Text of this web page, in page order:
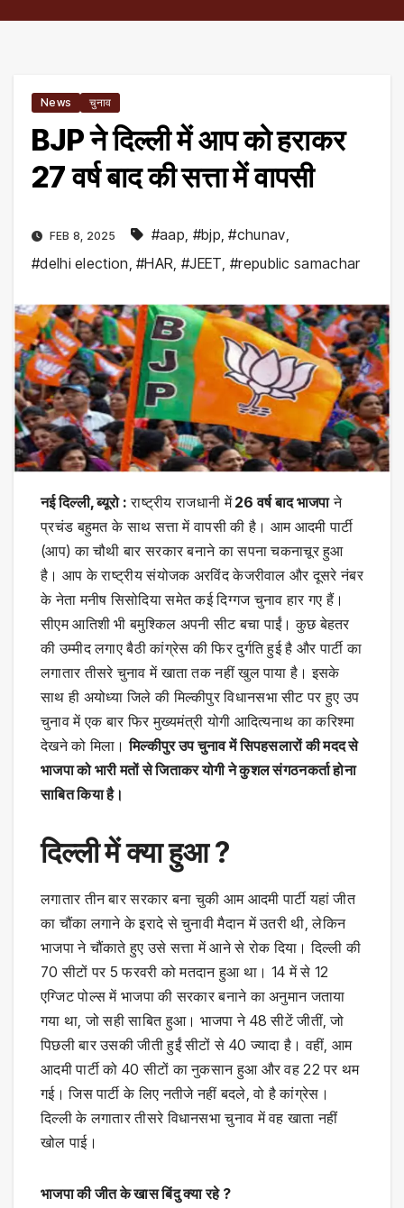
News चुनाव
BJP ने दिल्ली में आप को हराकर
27 वर्ष बाद की सत्ता में वापसी
FEB 8, 2025 #aap, #bjp,#chunav,
#delhi election,#HAR, #JEET,#republic samachar
नई दिल्ली, ब्यूरो : राष्ट्रीय राजधानी में26 वर्ष बाद भाजपाने
प्रचंड बहुमत के साथ सत्ता में वापसी की है। आम आदमी पार्टी
(आप) का चौथी बार सरकार बनाने का सपना चकनाचूर हुआ
है। आप के राष्ट्रीय संयोजक अरविंद केजरीवाल और दूसरे नंबर
के नेता मनीष सिसोदिया समेत कई दिग्गज चुनाव हार गए हैं।
सीएम आतिशी भी बमुश्किल अपनी सीट बचा पाईं। कुछ बेहतर
की उम्मीद लगाए बैठी कांग्रेस की फिर दुर्गति हुई है और पार्टी का
लगातार तीसरे चुनाव में खाता तक नहीं खुल पाया है। इसके
साथ ही अयोध्या जिले की मिल्कीपुर विधानसभा सीट पर हुए उप
चुनाव में एक बार फिर मुख्यमंत्री योगी आदित्यनाथ का करिश्मा
देखने को मिला।मिल्कीपुर उप चुनाव में सिपहसलारों की मदद से
भाजपा को भारी मतों से जिताकर योगी ने कुशल संगठनकर्ता होना
साबित किया है।
दिल्ली में क्या हुआ ?
लगातार तीन बार सरकार बना चुकी आम आदमी पार्टी यहां जीत
का चौंका लगाने के इरादे से चुनावी मैदान में उतरी थी, लेकिन
भाजपा ने चौंकाते हुए उसे सत्ता में आने से रोक दिया। दिल्ली की
70 सीटों पर 5 फरवरी को मतदान हुआ था। 14 में से 12
एग्जिट पोल्स में भाजपा की सरकार बनाने का अनुमान जताया
गया था, जो सही साबित हुआ। भाजपा ने 48 सीटें जीतीं, जो
पिछली बार उसकी जीती हुईं सीटों से 40 ज्यादा है। वहीं, आम
आदमी पार्टी को 40 सीटों का नुकसान हुआ और वह 22 पर थम
गई। जिस पार्टी के लिए नतीजे नहीं बदले, वो है कांग्रेस।
दिल्ली के लगातार तीसरे विधानसभा चुनाव में वह खाता नहीं
खोल पाई।
भाजपा की जीत के खास बिंदु क्या रहे ?